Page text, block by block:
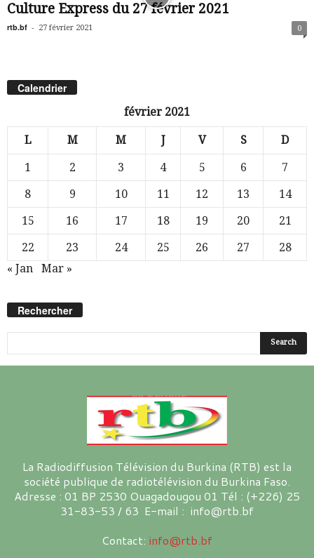
Culture Express du 27 février 2021
rtb.bf - 27 février 2021 0
Calendrier
février 2021
L M M J V S D
1 2 3 4 5 6
7
8
9 10 11 12 13
14
15
16 17 18 19 20
21
22
23 24 25 26 27
28
« Jan
Mar »
Rechercher
La Radiodiffusion Télévision du Burkina (RTB) est la
société publique de radiotélévision du Burkina Faso.
Adresse : 01 BP 2530 Ouagadougou 01 Tél : (+226) 25
31-83-53 / 63 E-mail : info@rtb.bf
Contact: info@rtb.bf